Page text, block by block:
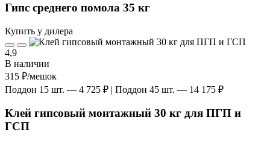
Гипс среднего помола 35 кг
Купить у дилера
4,9
В наличии
315 ₽/мешок
Поддон 15 шт. — 4 725 ₽ | Поддон 45 шт. — 14 175 ₽
Клей гипсовый монтажный 30 кг для ПГП и
ГСП